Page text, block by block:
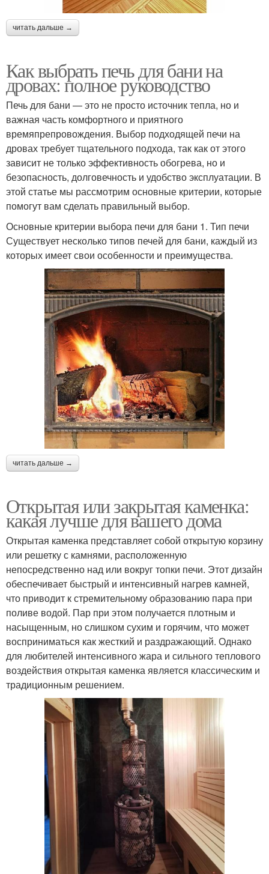
читать дальше →
Как выбрать печь для бани на
дровах: полное руководство
Печь для бани — это не просто источник тепла, но и
важная часть комфортного и приятного
времяпрепровождения. Выбор подходящей печи на
дровах требует тщательного подхода, так как от этого
зависит не только эффективность обогрева, но и
безопасность, долговечность и удобство эксплуатации. В
этой статье мы рассмотрим основные критерии, которые
помогут вам сделать правильный выбор.
Основные критерии выбора печи для бани 1. Тип печи
Существует несколько типов печей для бани, каждый из
которых имеет свои особенности и преимущества.
читать дальше →
Открытая или закрытая каменка:
какая лучше для вашего дома
Открытая каменка представляет собой открытую корзину
или решетку с камнями, расположенную
непосредственно над или вокруг топки печи. Этот дизайн
обеспечивает быстрый и интенсивный нагрев камней,
что приводит к стремительному образованию пара при
поливе водой. Пар при этом получается плотным и
насыщенным, но слишком сухим и горячим, что может
восприниматься как жесткий и раздражающий. Однако
для любителей интенсивного жара и сильного теплового
воздействия открытая каменка является классическим и
традиционным решением.